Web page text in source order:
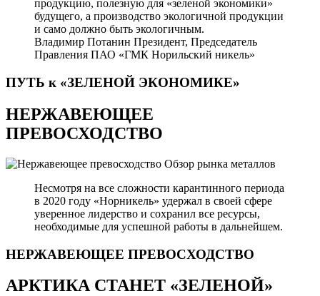
продукцию, полезную для «зеленой экономики»
будущего, а производство экологичной продукции
и само должно быть экологичным.
Владимир Потанин Президент, Председатель
Правления ПАО «ГМК Норильский никель»
ПУТЬ к «ЗЕЛЕНОЙ ЭКОНОМИКЕ»
НЕРЖАВЕЮЩЕЕ
ПРЕВОСХОДСТВО
Обзор рынка металлов
Несмотря на все сложности карантинного периода
в 2020 году «Норникель» удержал в своей сфере
уверенное лидерство и сохранил все ресурсы,
необходимые для успешной работы в дальнейшем.
НЕРЖАВЕЮЩЕЕ ПРЕВОСХОДСТВО
АРКТИКА СТАНЕТ «ЗЕЛЕНОЙ»